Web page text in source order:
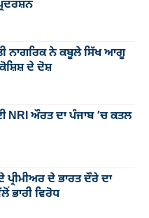
ਨਾਗਰਿਕ ਨੇ ਕਬੂਲੇ ਸਿੱਖ ਆਗੂ
ਦੇ ਦੋਸ਼
ਔਰਤ ਦਾ ਪੰਜਾਬ ’ਚ ਕਤਲ
ਪ੍ਰੀਮੀਅਰ ਦੇ ਭਾਰਤ ਦੌਰੇ ਦਾ
ਭਾਰੀ ਵਿਰੋਧ